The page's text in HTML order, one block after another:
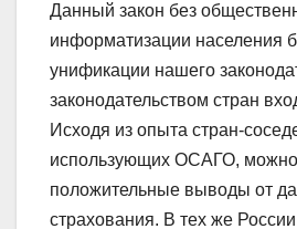
Данный закон без
информатизации населения
унификации нашего
законодательством стран
Исходя из опыта стран-
использующих ОСАГО, можно
положительные выводы от
страхования. В тех же